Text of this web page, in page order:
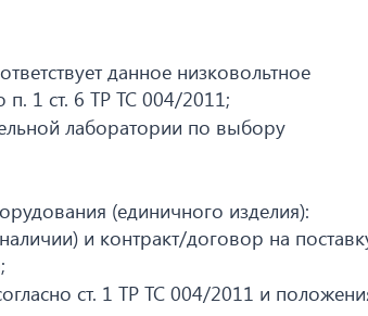
данное низковольтное
п. 1 ст. 6 ТР ТС 004/2011;
лаборатории по выбору
(единичного изделия):
и контракт/договор на
ст. 1 ТР ТС 004/2011 и